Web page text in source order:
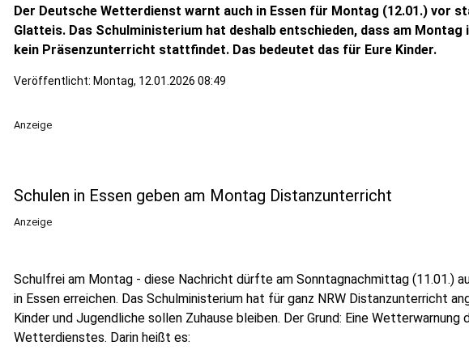
Der Deutsche Wetterdienst warnt auch in Essen für Montag (12.01.) vor
Glatteis. Das Schulministerium hat deshalb entschieden, dass am Montag
kein Präsenzunterricht stattfindet. Das bedeutet das für Eure Kinder.
Veröffentlicht: Montag, 12.01.2026 08:49
Anzeige
Schulen in Essen geben am Montag Distanzunterricht
Anzeige
Schulfrei am Montag - diese Nachricht dürfte am Sonntagnachmittag (11.01.)
in Essen erreichen. Das Schulministerium hat für ganz NRW Distanzunterricht
Kinder und Jugendliche sollen Zuhause bleiben. Der Grund: Eine Wetterwarnung
Wetterdienstes. Darin heißt es: